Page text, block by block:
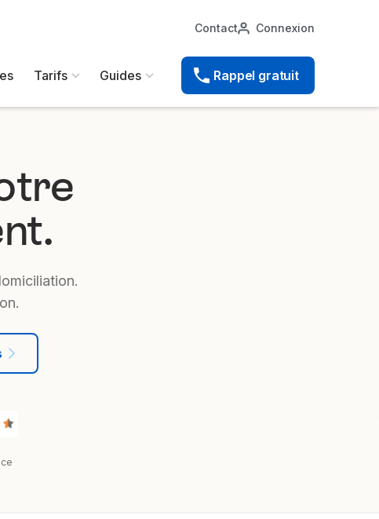
Contact Connexion
Tarifs Guides Rappel gratuit